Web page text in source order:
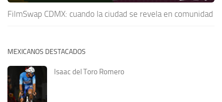
FilmSwap CDMX: cuando la ciudad se revela en comunidad
MEXICANOS DESTACADOS
Isaac del Toro Romero